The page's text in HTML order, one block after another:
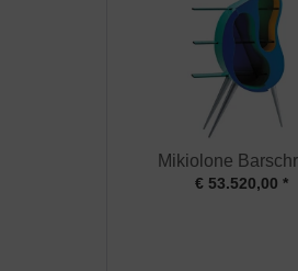
Mikiolone
€ 53.520,00 *